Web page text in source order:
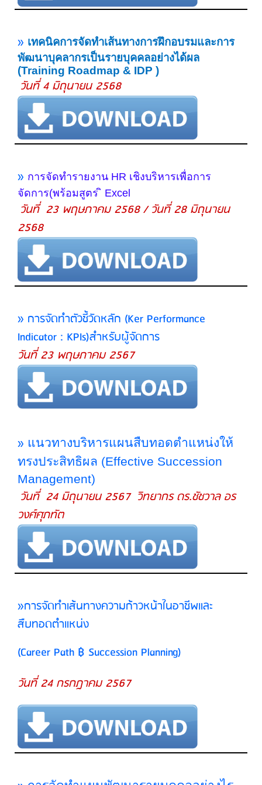
» เทคนิคการจัดทำเส้นทางการฝึกอบรมและการ
พัฒนาบุคลากรเป็นรายบุคคลอย่างได้ผล
(Training Roadmap & IDP )
วันที่ 4 มิถุนายน 2568
» การจัดทํารายงาน HR เชิงบริหารเพื่อการ
จัดการ(พร้อมสูตร ิ Excel
วันที่ 23 พฤษภาคม 2568 / วันที่ 28 มิถุนายน
2568
» การจัดทำตัวชี้วัดหลัก (Ker Performance
Indicator : KPIs)สำหรับผู้จัดการ
วันที่ 23 พฤษภาคม 2567
» แนวทางบริหารแผนสืบทอดตำแหน่งให้
ทรงประสิทธิผล (Effective Succession
Management)
วันที่ 24 มิถุนายน 2567 วิทยากร ดร.ชัชวาล อร
วงศ์ศุภทัต
»การจัดทำเส้นทางความก้าวหน้าในอาชีพและ
สืบทอดตำแหน่ง
(Career Path ฿ Succession Planning)
วันที่ 24 กรกฎาคม 2567